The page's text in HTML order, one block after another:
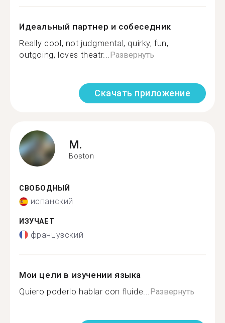
Идеальный партнер и собеседник
Really cool, not judgmental, quirky, fun,
outgoing, loves theatr... Развернуть
Скачать приложение
M.
Boston
СВОБОДНЫЙ
испанский
ИЗУЧАЕТ
французский
Мои цели в изучении языка
Quiero poderlo hablar con fluide... Развернуть